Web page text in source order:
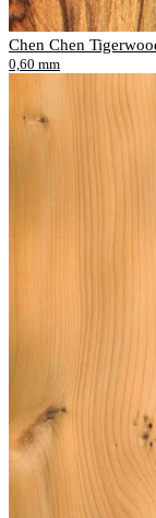
Chen Chen
0,60 mm